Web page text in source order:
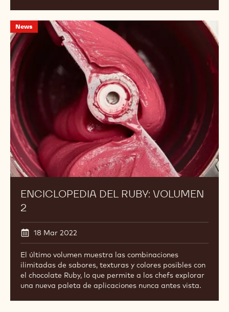
News
ENCICLOPEDIA DEL RUBY: VOLUMEN
2
18 Mar 2022
El último volumen muestra las combinaciones
ilimitadas de sabores, texturas y colores posibles con
el chocolate Ruby, lo que permite a los chefs explorar
una nueva paleta de aplicaciones nunca antes vista.
Enciclopedia
del
Ruby:
Volumen
2